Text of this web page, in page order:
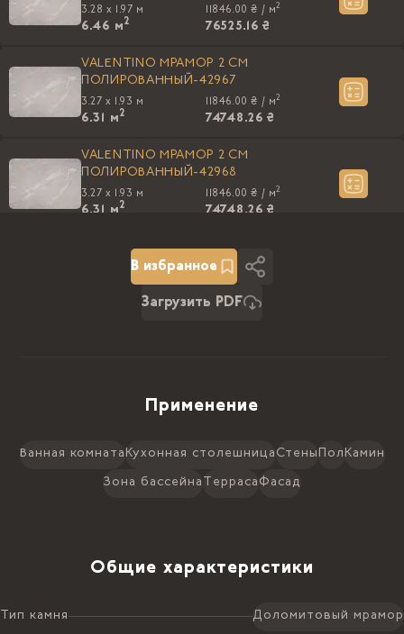
3.28 x 1.97 м
6.46 м2
11846.00 ₴ / м2
76525.16 ₴
VALENTINO МРАМОР 2 СМ
ПОЛИРОВАННЫЙ-42967
3.27 x 1.93 м
6.31 м2
11846.00 ₴ / м2
74748.26 ₴
VALENTINO МРАМОР 2 СМ
ПОЛИРОВАННЫЙ-42968
3.27 x 1.93 м
6.31 м2
11846.00 ₴ / м2
74748.26 ₴
В избранное
Загрузить PDF
Применение
Ванная комната Кухонная столешница Стены Пол Камин
Зона бассейна Терраса Фасад
Общие характеристики
Тип камня Доломитовый мрамор